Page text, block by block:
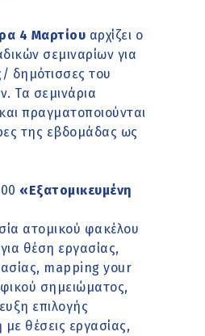
4 Μαρτίου αρχίζει ο
σεμιναρίων για
δημότισσες του
Τα σεμινάρια
πραγματοποιούνται
της εβδομάδας ως
«Εξατομικευμένη
ατομικού φακέλου
θέση εργασίας,
mapping your
σημειώματος,
επιλογής
θέσεις εργασίας,